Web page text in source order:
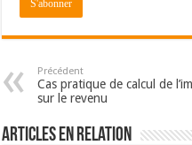
Précédent
Cas pratique de calcul de
sur le revenu
Articles en relation